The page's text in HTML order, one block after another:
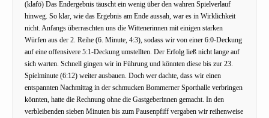
(klafö) Das Endergebnis täuscht ein wenig über den wahren Spielverlauf
hinweg. So klar, wie das Ergebnis am Ende aussah, war es in Wirklichkeit
nicht. Anfangs überraschten uns die Wittenerinnen mit einigen starken
Würfen aus der 2. Reihe (6. Minute, 4:3), sodass wir von einer 6:0-Deckung
auf eine offensivere 5:1-Deckung umstellten. Der Erfolg ließ nicht lange auf
sich warten. Schnell gingen wir in Führung und könnten diese bis zur 23.
Spielminute (6:12) weiter ausbauen. Doch wer dachte, dass wir einen
entspannten Nachmittag in der schmucken Bommerner Sporthalle verbringen
könnten, hatte die Rechnung ohne die Gastgeberinnen gemacht. In den
verbleibenden sieben Minuten bis zum Pausenpfiff vergaben wir reihenweise